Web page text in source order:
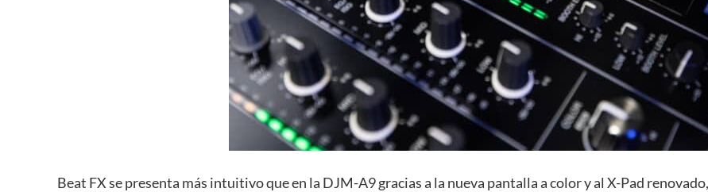
Beat FX se presenta más intuitivo que en la DJM-A9 gracias a la nueva pantalla a color y al X-Pad